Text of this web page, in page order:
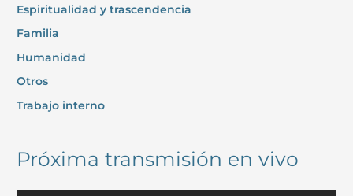
Espiritualidad y trascendencia
Familia
Humanidad
Otros
Trabajo interno
Próxima transmisión en vivo